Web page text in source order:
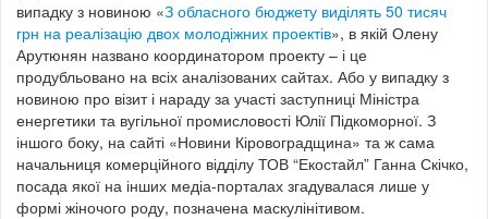
випадку з новиною «З обласного бюджету виділять 50 тисяч
грн на реалізацію двох молодіжних проектів», в якій Олену
Арутюнян названо координатором проекту – і це
продубльовано на всіх аналізованих сайтах. Або у випадку з
новиною про візит і нараду за участі заступниці Міністра
енергетики та вугільної промисловості Юлії Підкоморної. З
іншого боку, на сайті «Новини Кіровоградщина» та ж сама
начальниця комерційного відділу ТОВ “Екостайл” Ганна Скічко,
посада якої на інших медіа-порталах згадувалася лише у
формі жіночого роду, позначена маскулінітивом.